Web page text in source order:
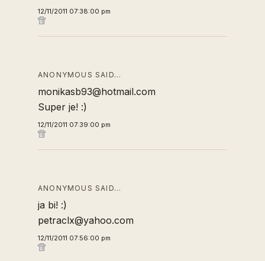
12/11/2011 07:38:00 pm
ANONYMOUS SAID…
monikasb93@hotmail.com
Super je! :)
12/11/2011 07:39:00 pm
ANONYMOUS SAID…
ja bi! :)
petraclx@yahoo.com
12/11/2011 07:56:00 pm